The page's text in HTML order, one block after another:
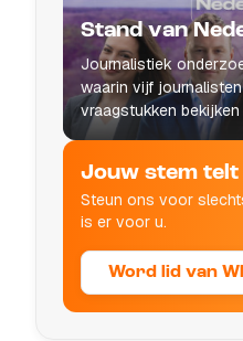
Stand van
Journalistiek
waarin vijf
vraagstukken
leven raken.
Jouw stem telt
Steun ons voor
is er voor u.
Word lid van